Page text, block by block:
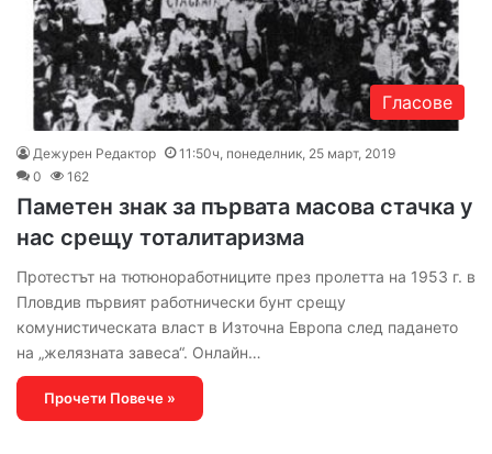
Гласове
Дежурен Редактор
11:50ч, понеделник, 25 март, 2019
0
162
Паметен знак за първата масова стачка у
нас срещу тоталитаризма
Протестът на тютюноработниците през пролетта на 1953 г. в
Пловдив първият работнически бунт срещу
комунистическата власт в Източна Европа след падането
на „желязната завеса“. Онлайн…
Прочети Повече »